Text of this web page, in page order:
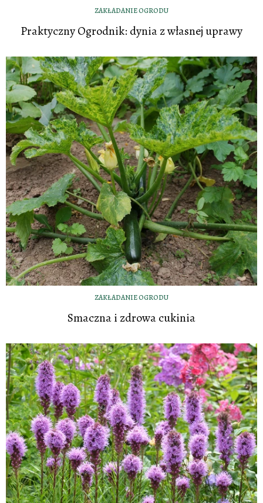
ZAKŁADANIE OGRODU
Praktyczny Ogrodnik: dynia z własnej uprawy
ZAKŁADANIE OGRODU
Smaczna i zdrowa cukinia